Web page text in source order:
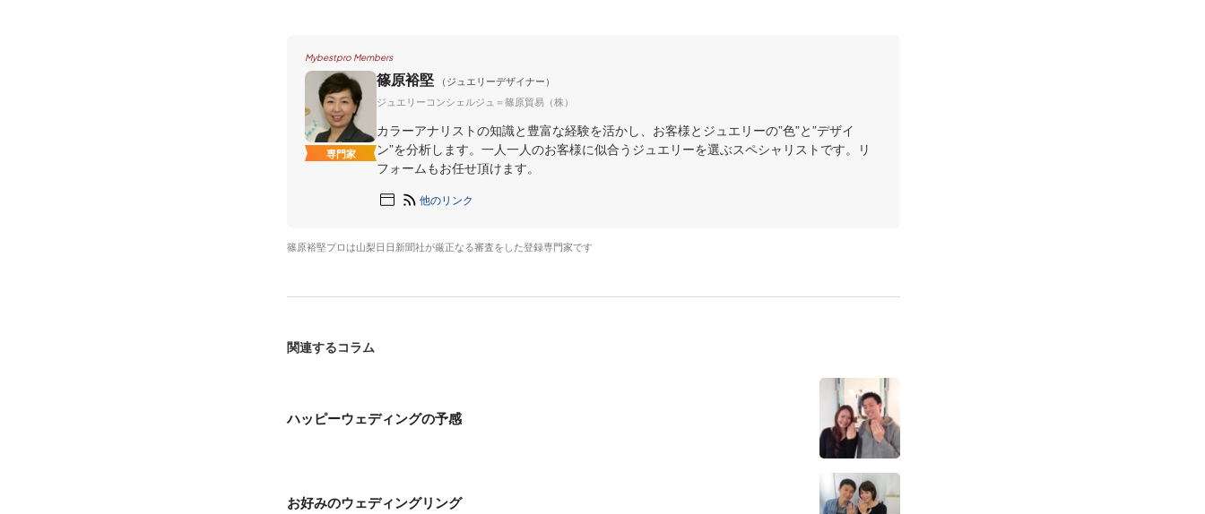
Mybestpro Members
専門家
篠原裕堅
（ジュエリーデザイナー）
ジュエリーコンシェルジュ＝篠原貿易（株）
カラーアナリストの知識と豊富な経験を活かし、お客様とジュエリーの”色”と”デザイ
ン”を分析します。一人一人のお客様に似合うジュエリーを選ぶスペシャリストです。リ
フォームもお任せ頂けます。
他のリンク
篠原裕堅プロは山梨日日新聞社が厳正なる審査をした登録専門家です
関連するコラム
ハッピーウェディングの予感
お好みのウェディングリング